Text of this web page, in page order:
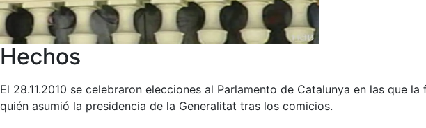
Hechos
El 28.11.2010 se celebraron elecciones al Parlamento de Catalunya en las que
quién asumió la presidencia de la Generalitat tras los comicios.